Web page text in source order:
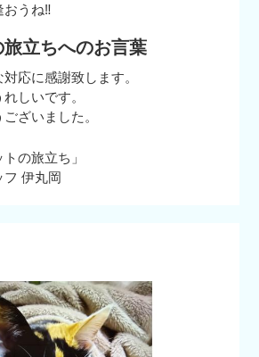
おうね‼
立ちへのお言葉
応に感謝致します。
しいです。
ざいました。
の旅立ち」
フ 伊丸岡